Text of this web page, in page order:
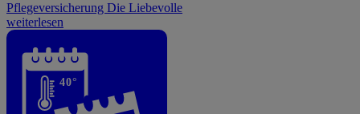
Pflegeversicherung Die Liebevolle
weiterlesen
40°